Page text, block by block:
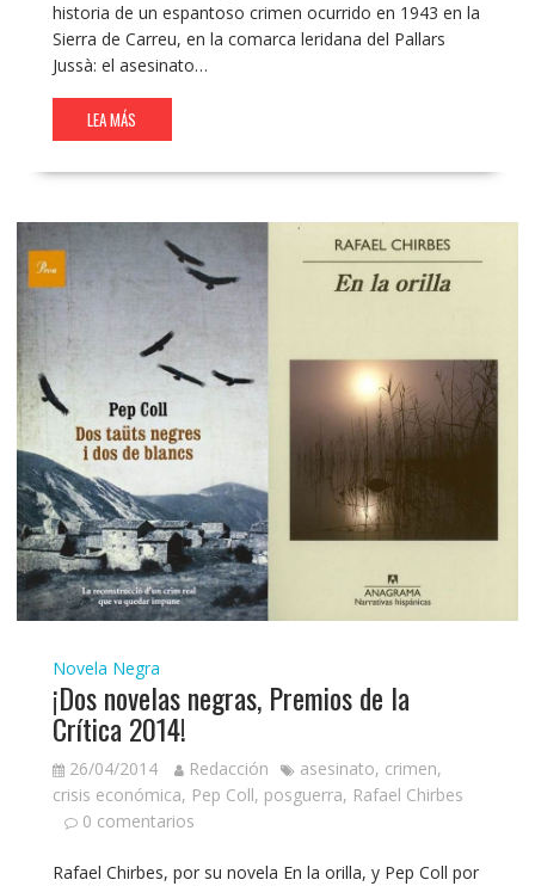
historia de un espantoso crimen ocurrido en 1943 en la
Sierra de Carreu, en la comarca leridana del Pallars
Jussà: el asesinato…
LEA MÁS
Novela Negra
¡Dos novelas negras, Premios de la
Crítica 2014!
26/04/2014 Redacción asesinato, crimen,
crisis económica, Pep Coll, posguerra, Rafael Chirbes
0 comentarios
Rafael Chirbes, por su novela En la orilla, y Pep Coll por